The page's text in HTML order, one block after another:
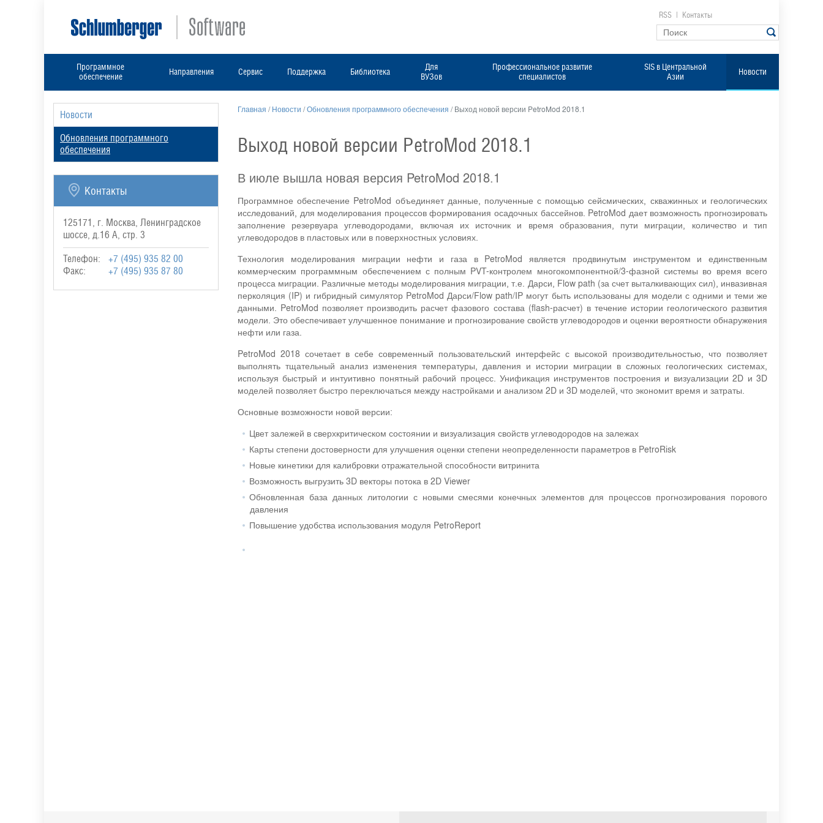
RSS Контакты
Программное
обеспечение
Направления Сервис Поддержка Библиотека
Для
ВУЗов
Профессиональное развитие
специалистов
SIS в Центральной
Азии
Новости
Новости
Обновления программного
обеспечения
Контакты
125171, г. Москва, Ленинградское
шоссе, д.16 А, стр. 3
Телефон:
+7 (495) 935 82 00
Факс:
+7 (495) 935 87 80
Главная /Новости /Обновления программного обеспечения /Выход новой версии PetroMod 2018.1
Выход новой версии PetroMod 2018.1
В июле вышла новая версия PetroMod 2018.1
Программное обеспечение PetroMod объединяет данные, полученные с помощью сейсмических, скважинных и геологических
исследований, для моделирования процессов формирования осадочных бассейнов. PetroMod дает возможность прогнозировать
заполнение резервуара углеводородами, включая их источник и время образования, пути миграции, количество и тип
углеводородов в пластовых или в поверхностных условиях.
Технология моделирования миграции нефти и газа в PetroMod является продвинутым инструментом и единственным
коммерческим программным обеспечением с полным PVT-контролем многокомпонентной/3-фазной системы во время всего
процесса миграции. Различные методы моделирования миграции, т.е. Дарси, Flow path (за счет выталкивающих сил), инвазивная
перколяция (IP) и гибридный симулятор PetroMod Дарси/Flow path/IP могут быть использованы для модели с одними и теми же
данными. PetroMod позволяет производить расчет фазового состава (flash-расчет) в течение истории геологического развития
модели. Это обеспечивает улучшенное понимание и прогнозирование свойств углеводородов и оценки вероятности обнаружения
нефти или газа.
PetroMod 2018 сочетает в себе современный пользовательский интерфейс с высокой производительностью, что позволяет
выполнять тщательный анализ изменения температуры, давления и истории миграции в сложных геологических системах,
используя быстрый и интуитивно понятный рабочий процесс. Унификация инструментов построения и визуализации 2D и 3D
моделей позволяет быстро переключаться между настройками и анализом 2D и 3D моделей, что экономит время и затраты.
Основные возможности новой версии:
Цвет залежей в сверхкритическом состоянии и визуализация свойств углеводородов на залежах
Карты степени достоверности для улучшения оценки степени неопределенности параметров в PetroRisk
Новые кинетики для калибровки отражательной способности витринита
Возможность выгрузить 3D векторы потока в 2D Viewer
Обновленная база данных литологии с новыми смесями конечных элементов для процессов прогнозирования порового
давления
Повышение удобства использования модуля PetroReport